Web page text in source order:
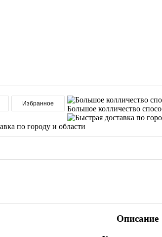
Избранное
Большое колличество
по городу и области
Описание